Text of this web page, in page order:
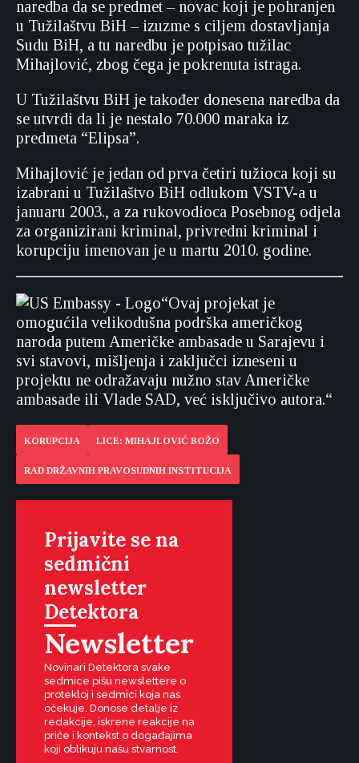
naredba da se predmet – novac koji je pohranjen
u Tužilaštvu BiH – izuzme s ciljem dostavljanja
Sudu BiH, a tu naredbu je potpisao tužilac
Mihajlović, zbog čega je pokrenuta istraga.
U Tužilaštvu BiH je također donesena naredba da
se utvrdi da li je nestalo 70.000 maraka iz
predmeta “Elipsa”.
Mihajlović je jedan od prva četiri tužioca koji su
izabrani u Tužilaštvo BiH odlukom VSTV-a u
januaru 2003., a za rukovodioca Posebnog odjela
za organizirani kriminal, privredni kriminal i
korupciju imenovan je u martu 2010. godine.
“Ovaj projekat je
omogućila velikodušna podrška američkog
naroda putem Američke ambasade u Sarajevu i
svi stavovi, mišljenja i zaključci izneseni u
projektu ne odražavaju nužno stav Američke
ambasade ili Vlade SAD, već isključivo autora.“
KORUPCIJA LICE: MIHAJLOVIĆ BOŽO
RAD DRŽAVNIH PRAVOSUDNIH INSTITUCIJA
Prijavite se na
sedmični
newsletter
Detektora
Newsletter
Novinari Detektora svake
sedmice pišu newslettere o
protekloj i sedmici koja nas
očekuje. Donose detalje iz
redakcije, iskrene reakcije na
priče i kontekst o događajima
koji oblikuju našu stvarnost.